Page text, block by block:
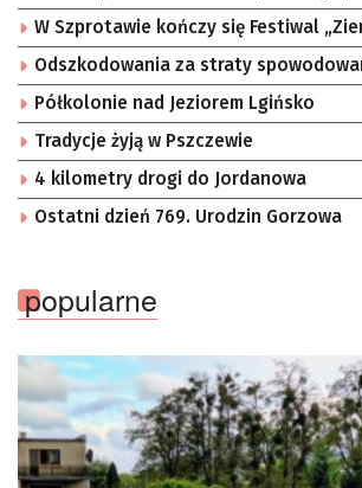
W Szprotawie kończy się Festiwal
Odszkodowania za straty
Półkolonie nad Jeziorem Lgińsko
Tradycje żyją w Pszczewie
4 kilometry drogi do Jordanowa
Ostatni dzień 769. Urodzin Gorzowa
popularne